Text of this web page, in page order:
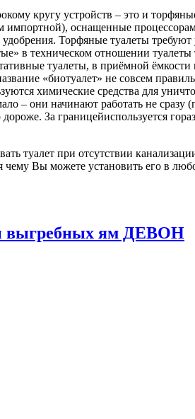
кругу устройств – это и
импортной), оснащенные
Торфяные туалеты требуют
в техническом отношении туалеты
туалеты, в приёмной ёмкости
«биотуалет» не совсем
химические средства для
– они начинают работать не сразу
За границейиспользуется
туалет при отсутствии
Вы можете установить его в
выгребных ям ДЕВОН